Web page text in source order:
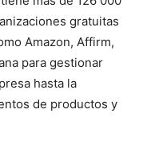
gratuitas
Amazon, Affirm,
para gestionar
hasta la
de productos y